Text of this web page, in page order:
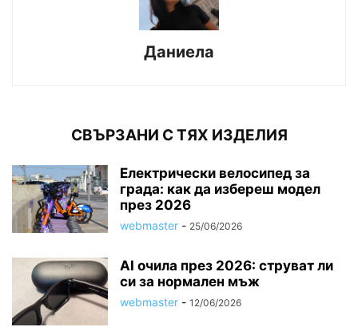
Даниела
СВЪРЗАНИ С ТЯХ ИЗДЕЛИЯ
Електрически велосипед за
града: как да избереш модел
през 2026
webmaster - 25/06/2026
AI очила през 2026: струват ли
си за нормален мъж
webmaster - 12/06/2026